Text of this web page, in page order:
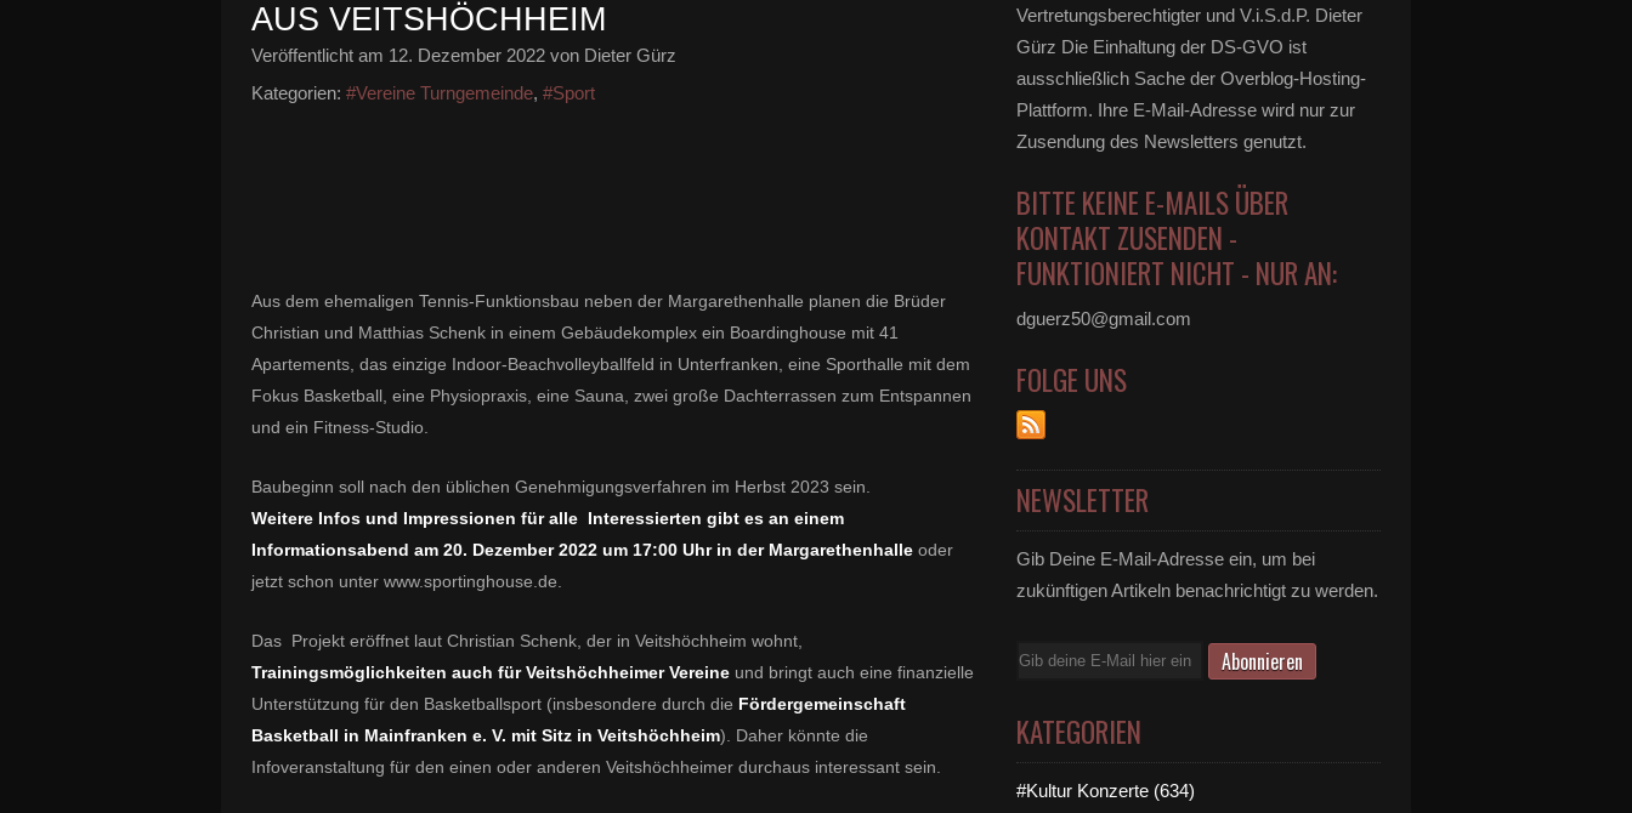
AUS VEITSHÖCHHEIM
Veröffentlicht am 12. Dezember 2022 von Dieter Gürz
Kategorien: #Vereine Turngemeinde, #Sport
Aus dem ehemaligen Tennis-Funktionsbau neben der Margarethenhalle planen die Brüder
Christian und Matthias Schenk in einem Gebäudekomplex ein Boardinghouse mit 41
Apartements, das einzige Indoor-Beachvolleyballfeld in Unterfranken, eine Sporthalle mit dem
Fokus Basketball, eine Physiopraxis, eine Sauna, zwei große Dachterrassen zum Entspannen
und ein Fitness-Studio.
Baubeginn soll nach den üblichen Genehmigungsverfahren im Herbst 2023 sein.
Weitere Infos und Impressionen für alle Interessierten gibt es an einem
Informationsabend am 20. Dezember 2022 um 17:00 Uhr in der Margarethenhalle oder
jetzt schon unter www.sportinghouse.de.
Das Projekt eröffnet laut Christian Schenk, der in Veitshöchheim wohnt,
Trainingsmöglichkeiten auch für Veitshöchheimer Vereine und bringt auch eine finanzielle
Unterstützung für den Basketballsport (insbesondere durch die Fördergemeinschaft
Basketball in Mainfranken e. V. mit Sitz in Veitshöchheim). Daher könnte die
Infoveranstaltung für den einen oder anderen Veitshöchheimer durchaus interessant sein.
Vertretungsberechtigter und V.i.S.d.P. Dieter
Gürz Die Einhaltung der DS-GVO ist
ausschließlich Sache der Overblog-Hosting-
Plattform. Ihre E-Mail-Adresse wird nur zur
Zusendung des Newsletters genutzt.
BITTE KEINE E-MAILS ÜBER
KONTAKT ZUSENDEN -
FUNKTIONIERT NICHT - NUR AN:
dguerz50@gmail.com
FOLGE UNS
NEWSLETTER
Gib Deine E-Mail-Adresse ein, um bei
zukünftigen Artikeln benachrichtigt zu werden.
E-
KATEGORIEN
#Kultur Konzerte (634)